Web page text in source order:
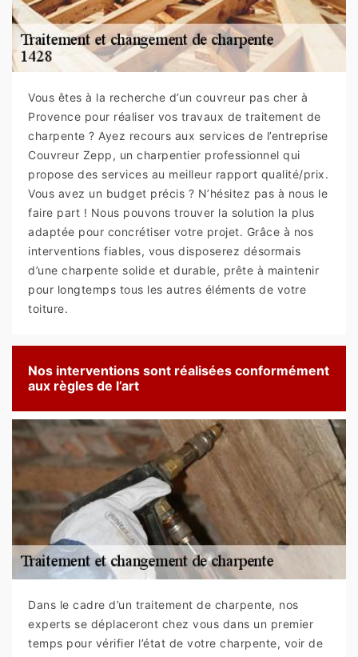
Vous êtes à la recherche d’un couvreur pas cher à
Provence pour réaliser vos travaux de traitement de
charpente ? Ayez recours aux services de l’entreprise
Couvreur Zepp, un charpentier professionnel qui
propose des services au meilleur rapport qualité/prix.
Vous avez un budget précis ? N’hésitez pas à nous le
faire part ! Nous pouvons trouver la solution la plus
adaptée pour concrétiser votre projet. Grâce à nos
interventions fiables, vous disposerez désormais
d’une charpente solide et durable, prête à maintenir
pour longtemps tous les autres éléments de votre
toiture.
Nos interventions sont réalisées conformément
aux règles de l’art
Dans le cadre d’un traitement de charpente, nos
experts se déplaceront chez vous dans un premier
temps pour vérifier l’état de votre charpente, voir de